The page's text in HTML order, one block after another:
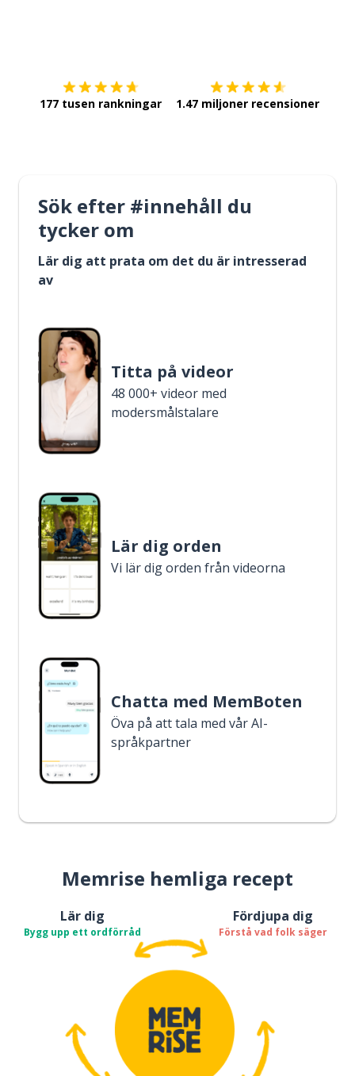
177 tusen rankningar 1.47 miljoner recensioner
Sök efter #innehåll du
tycker om
Lär dig att prata om det du är intresserad
av
Titta på videor
48 000+ videor med
modersmålstalare
Lär dig orden
Vi lär dig orden från videorna
Chatta med MemBoten
Öva på att tala med vår AI-
språkpartner
Memrise hemliga recept
Lär dig
Bygg upp ett ordförråd
Fördjupa dig
Förstå vad folk säger